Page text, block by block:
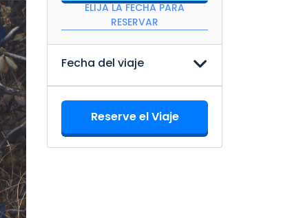
ELIJA LA FECHA PARA
RESERVAR
Fecha del viaje
Reserve el Viaje